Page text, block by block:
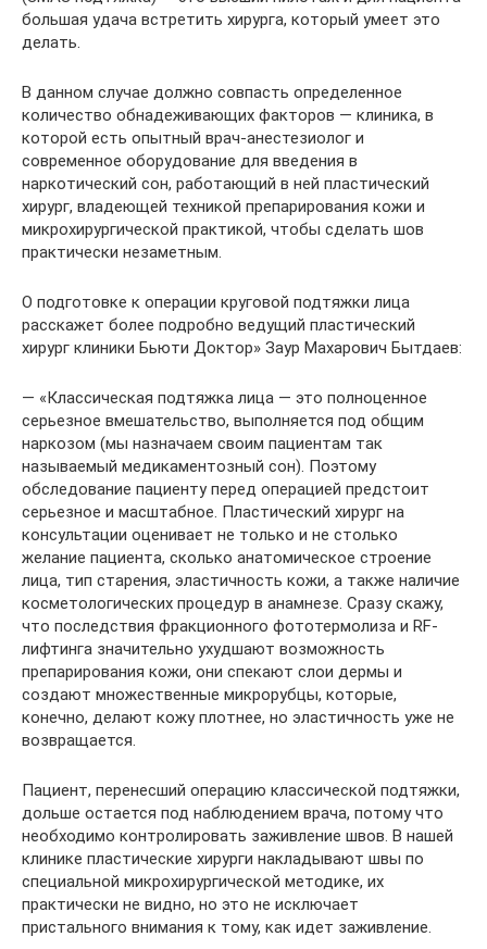
большая удача встретить хирурга, который умеет это
делать.
В данном случае должно совпасть определенное
количество обнадеживающих факторов — клиника, в
которой есть опытный врач-анестезиолог и
современное оборудование для введения в
наркотический сон, работающий в ней пластический
хирург, владеющей техникой препарирования кожи и
микрохирургической практикой, чтобы сделать шов
практически незаметным.
О подготовке к операции круговой подтяжки лица
расскажет более подробно ведущий пластический
хирург клиники Бьюти Доктор» Заур Махарович Бытдаев:
— «Классическая подтяжка лица — это полноценное
серьезное вмешательство, выполняется под общим
наркозом (мы назначаем своим пациентам так
называемый медикаментозный сон). Поэтому
обследование пациенту перед операцией предстоит
серьезное и масштабное. Пластический хирург на
консультации оценивает не только и не столько
желание пациента, сколько анатомическое строение
лица, тип старения, эластичность кожи, а также наличие
косметологических процедур в анамнезе. Сразу скажу,
что последствия фракционного фототермолиза и RF-
лифтинга значительно ухудшают возможность
препарирования кожи, они спекают слои дермы и
создают множественные микрорубцы, которые,
конечно, делают кожу плотнее, но эластичность уже не
возвращается.
Пациент, перенесший операцию классической подтяжки,
дольше остается под наблюдением врача, потому что
необходимо контролировать заживление швов. В нашей
клинике пластические хирурги накладывают швы по
специальной микрохирургической методике, их
практически не видно, но это не исключает
пристального внимания к тому, как идет заживление.